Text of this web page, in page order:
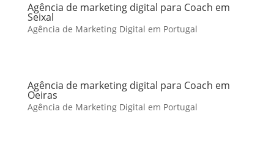
Agência de marketing digital para Coach em
Seixal
Agência de Marketing Digital em Portugal
Agência de marketing digital para Coach em
Oeiras
Agência de Marketing Digital em Portugal